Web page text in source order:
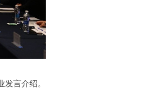
言介绍。